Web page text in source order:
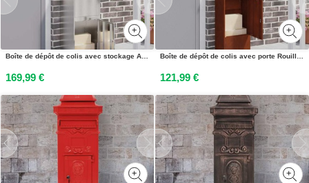
Boîte de dépôt de colis avec stockage Argenté 47,5 x 38 x 59 cm
169,99 €
Boîte de dépôt de colis avec porte Rouillé 44,5 x 29 x 110,5 cm
121,99 €